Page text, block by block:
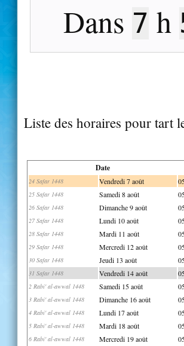
Dans 7 h
Liste des horaires pour tart
Date
24 Safar 1448 Vendredi 7 août
25 Safar 1448 Samedi 8 août
26 Safar 1448 Dimanche 9 août
27 Safar 1448 Lundi 10 août
28 Safar 1448 Mardi 11 août
29 Safar 1448 Mercredi 12 août
30 Safar 1448 Jeudi 13 août
31 Safar 1448 Vendredi 14 août
2 Rabi' al-awwal 1448 Samedi 15 août
3 Rabi' al-awwal 1448 Dimanche 16 août
4 Rabi' al-awwal 1448 Lundi 17 août
5 Rabi' al-awwal 1448 Mardi 18 août
6 Rabi' al-awwal 1448 Mercredi 19 août